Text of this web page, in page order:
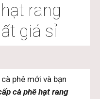
rang
giá sỉ
phê mới và bạn
cà phê hạt rang